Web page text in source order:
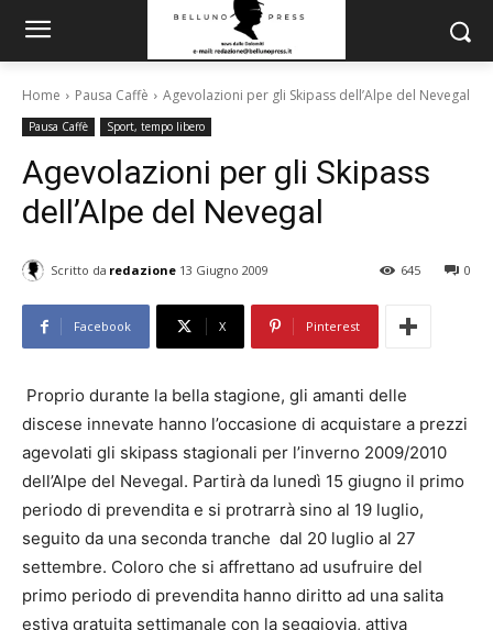
Home Pausa Caffè Agevolazioni per gli Skipass dell’Alpe del Nevegal
Pausa Caffè Sport, tempo libero
Agevolazioni per gli Skipass
dell’Alpe del Nevegal
Scritto da redazione 13 Giugno 2009 0
645
Facebook X Pinterest
Proprio durante la bella stagione, gli amanti delle
discese innevate hanno l’occasione di acquistare a prezzi
agevolati gli skipass stagionali per l’inverno 2009/2010
dell’Alpe del Nevegal. Partirà da lunedì 15 giugno il primo
periodo di prevendita e si protrarrà sino al 19 luglio,
seguito da una seconda tranche dal 20 luglio al 27
settembre. Coloro che si affrettano ad usufruire del
primo periodo di prevendita hanno diritto ad una salita
estiva gratuita settimanale con la seggiovia, attiva